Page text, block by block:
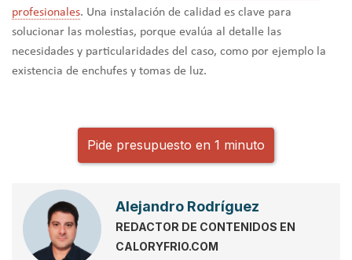
profesionales. Una instalación de calidad es clave para
solucionar las molestias, porque evalúa al detalle las
necesidades y particularidades del caso, como por ejemplo la
existencia de enchufes y tomas de luz.
Pide presupuesto en 1 minuto
Alejandro Rodríguez
REDACTOR DE CONTENIDOS EN
CALORYFRIO.COM